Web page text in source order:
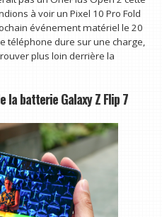
à voir un Pixel 10 Pro Fold
événement matériel le 20
téléphone dure sur une charge,
plus loin derrière la
la batterie Galaxy Z Flip 7